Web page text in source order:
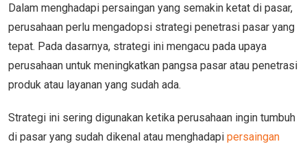
Dalam menghadapi persaingan yang semakin ketat di pasar,
perusahaan perlu mengadopsi strategi penetrasi pasar yang
tepat. Pada dasarnya, strategi ini mengacu pada upaya
perusahaan untuk meningkatkan pangsa pasar atau penetrasi
produk atau layanan yang sudah ada.
Strategi ini sering digunakan ketika perusahaan ingin tumbuh
di pasar yang sudah dikenal atau menghadapi persaingan